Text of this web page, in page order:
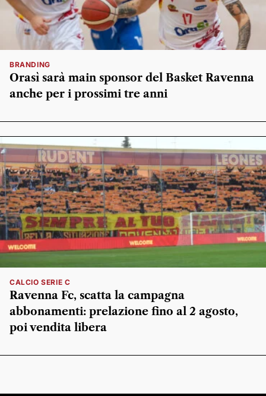
BRANDING
Orasì sarà main sponsor del Basket Ravenna
anche per i prossimi tre anni
CALCIO SERIE C
Ravenna Fc, scatta la campagna
abbonamenti: prelazione fino al 2 agosto,
poi vendita libera